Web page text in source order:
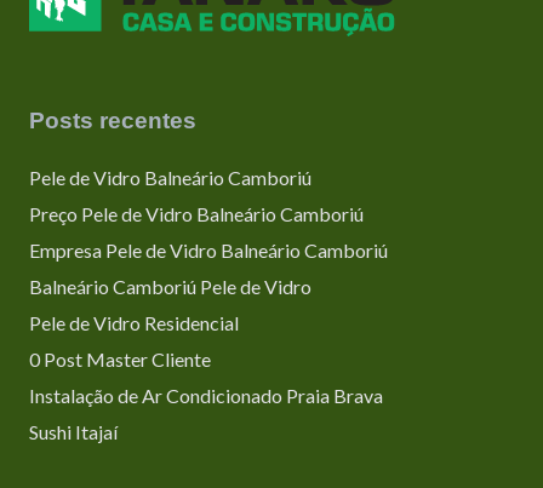
Posts recentes
Pele de Vidro Balneário Camboriú
Preço Pele de Vidro Balneário Camboriú
Empresa Pele de Vidro Balneário Camboriú
Balneário Camboriú Pele de Vidro
Pele de Vidro Residencial
0 Post Master Cliente
Instalação de Ar Condicionado Praia Brava
Sushi Itajaí